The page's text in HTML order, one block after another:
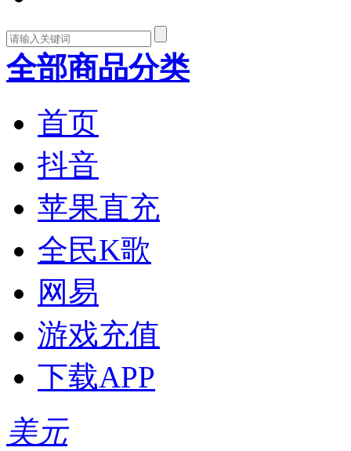
全部商品分类
首页
抖音
苹果直充
全民K歌
网易
游戏充值
下载APP
美元